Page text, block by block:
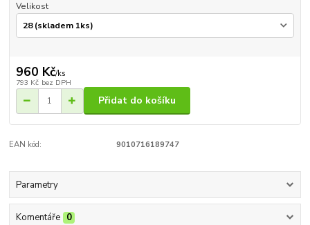
Velikost
960 Kč/ks
793 Kč bez DPH
Přidat do košíku
EAN kód: 9010716189747
Parametry
Komentáře 0